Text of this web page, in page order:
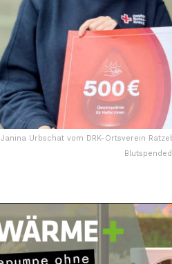
Janina Urbschat vom DRK-Ortsverein